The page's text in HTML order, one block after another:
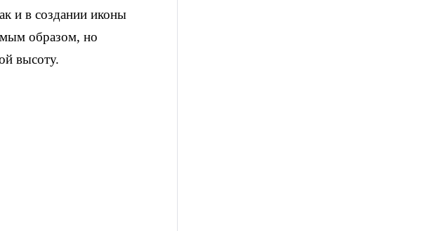
и в создании иконы
образом, но
высоту.